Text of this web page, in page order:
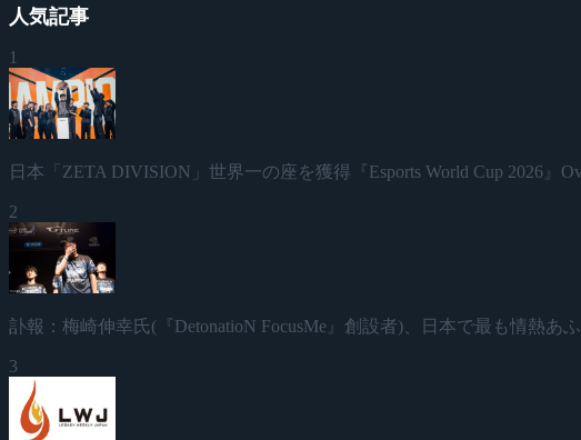
人気記事
1
日本「ZETA DIVISION」世界一の座を獲得『Esports World Cup 2026』
2
訃報：梅崎伸幸氏(『DetonatioN FocusMe』創設者)、日本で最も情熱あ
3